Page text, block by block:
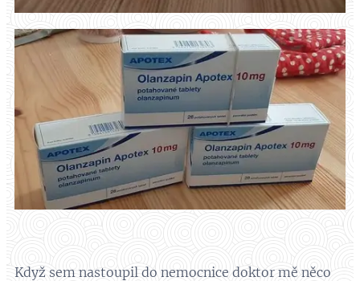
Když sem nastoupil do nemocnice doktor mě něco